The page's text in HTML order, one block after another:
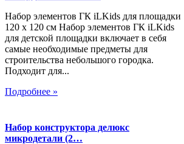
Набор элементов ГК iLKids для площадки
120 х 120 см Набор элементов ГК iLKids
для детской площадки включает в себя
самые необходимые предметы для
строительства небольшого городка.
Подходит для...
Подробнее »
Набор конструктора делюкс
микродетали (2…